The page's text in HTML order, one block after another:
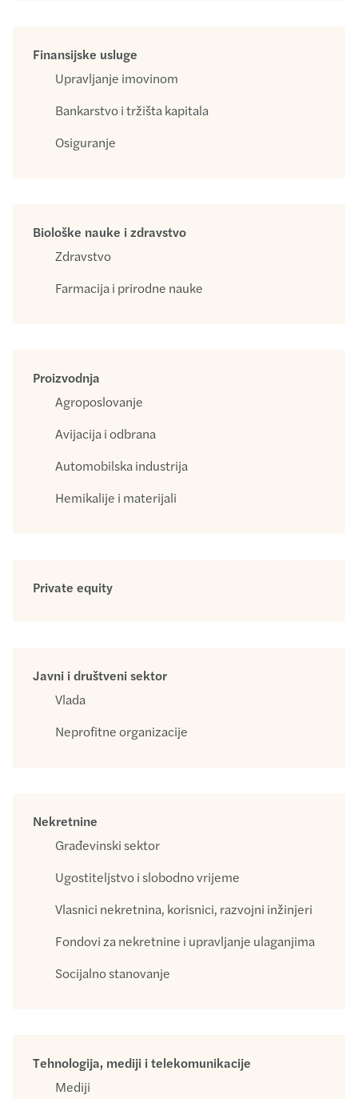
Finansijske usluge
Upravljanje imovinom
Bankarstvo i tržišta kapitala
Osiguranje
Biološke nauke i zdravstvo
Zdravstvo
Farmacija i prirodne nauke
Proizvodnja
Agroposlovanje
Avijacija i odbrana
Automobilska industrija
Hemikalije i materijali
Private equity
Javni i društveni sektor
Vlada
Neprofitne organizacije
Nekretnine
Građevinski sektor
Ugostiteljstvo i slobodno vrijeme
Vlasnici nekretnina, korisnici, razvojni inžinjeri
Fondovi za nekretnine i upravljanje ulaganjima
Socijalno stanovanje
Tehnologija, mediji i telekomunikacije
Mediji